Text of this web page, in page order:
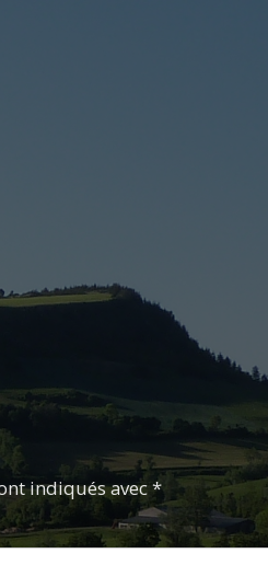
indiqués avec *